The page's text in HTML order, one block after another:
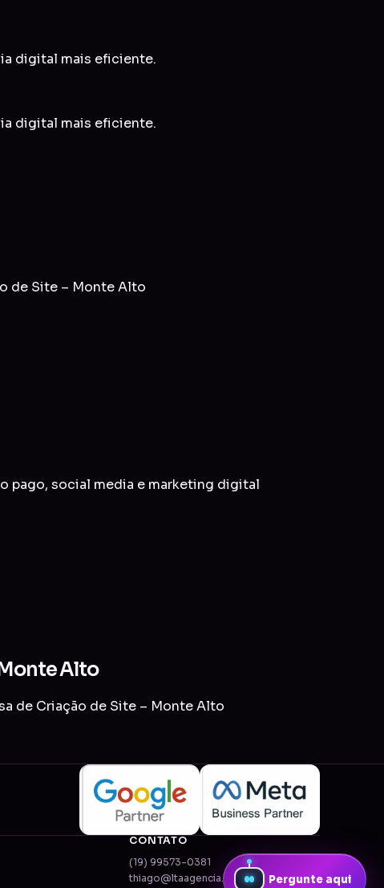
digital mais eficiente.
digital mais eficiente.
de Site – Monte Alto
pago, social media e marketing digital
Alto
de Criação de Site – Monte Alto
CONTATO
(19) 99573-0381
thiago@ltaagencia.com.br
Pergunte aqui